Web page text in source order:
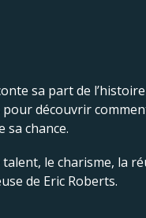
sa part de l’histoire
découvrir
chance.
le charisme, la
de Eric Roberts.